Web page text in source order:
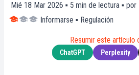
Mié 18 Mar 2026 ▪ 5 min de lectura ▪ por
Informarse ▪ Regulación
Resumir este artículo
ChatGPT Perplexity